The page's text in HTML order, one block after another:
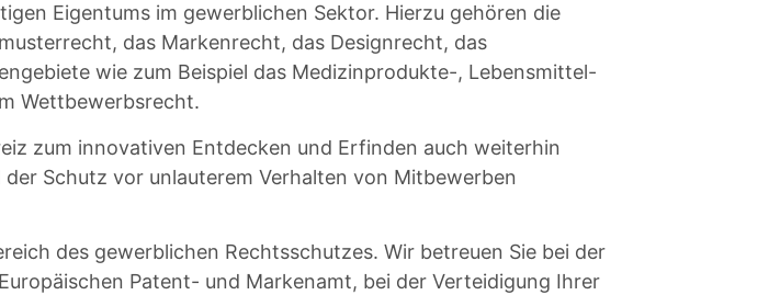
Eigentums im gewerblichen Sektor. Hierzu gehören die
das Markenrecht, das Designrecht, das
wie zum Beispiel das Medizinprodukte-, Lebensmittel-
Wettbewerbsrecht.
zum innovativen Entdecken und Erfinden auch weiterhin
Schutz vor unlauterem Verhalten von Mitbewerben
des gewerblichen Rechtsschutzes. Wir betreuen Sie bei der
Patent- und Markenamt, bei der Verteidigung Ihrer